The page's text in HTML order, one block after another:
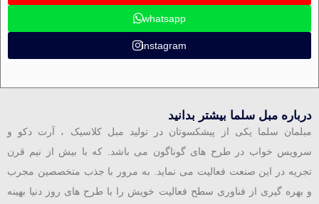
whatsapp
instagram
درباره مبل سلما بیشتر بدانید
مبلمان سلما یکی از پیشکسوتان در تولید مبل کلاسیک ، آرت دکو و
سرویس خواب در طرح های گوناگون می باشد. که با بیش از نیم قرن
تجریه در این صنعت فعالیت می نماید. به مرور با جذب متخصصین مجرب
و بهره گیری از فناوری سطح فعالیت خویش را با طرح های روز دنیا بهینه